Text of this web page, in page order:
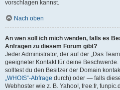
vorschlagen kannst.
Nach oben
An wen soll ich mich wenden, falls es
Anfragen zu diesem Forum gibt?
Jeder Administrator, der auf der „Das
geeigneter Kontakt für deine
solltest du den Besitzer der Domain
„WHOIS“-Abfrage durch) oder — falls
Webhoster wie z. B. Yahoo!, free.fr,